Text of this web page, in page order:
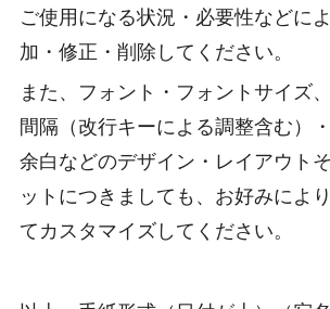
ご使用になる状況・必要性などに
加・修正・削除してください。
また、フォント・フォントサイズ
間隔（改行キーによる調整含む）
余白などのデザイン・レイアウト
ットにつきましても、お好みによ
てカスタマイズしてください。